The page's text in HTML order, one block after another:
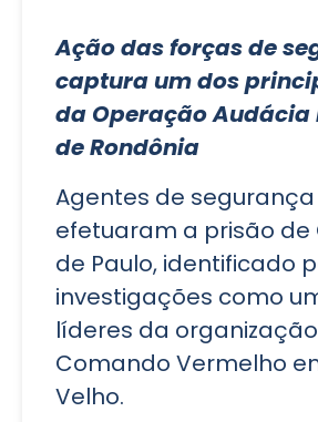
Ação das forças de
captura um dos
da Operação
de Rondônia
Agentes de
efetuaram a prisão de
de Paulo, identificado
investigações como
líderes da
Comando Vermelho
Velho.